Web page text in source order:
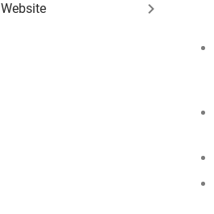
Website keyboard_arrow_right